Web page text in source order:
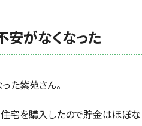
安がなくなった
た紫苑さん。
を購入したので貯金はほぼな